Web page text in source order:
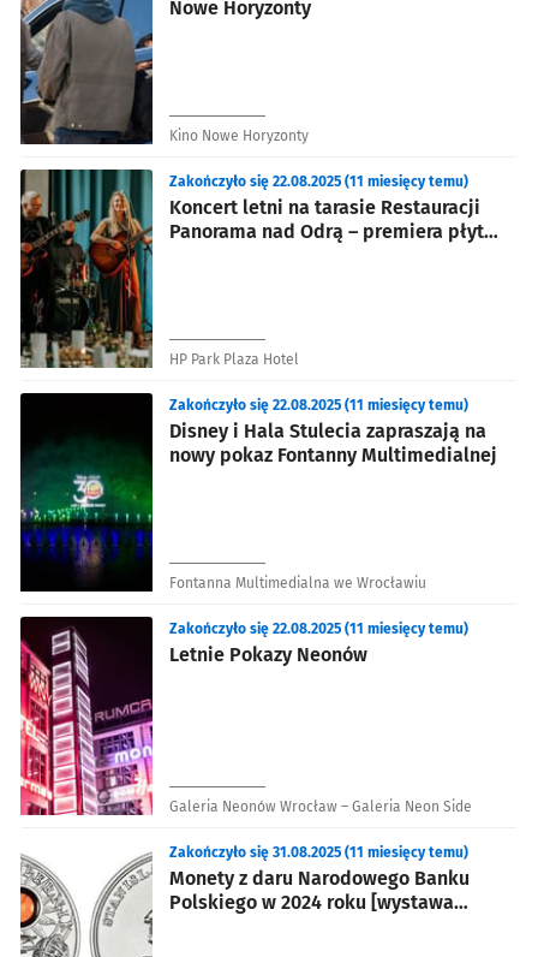
Nowe Horyzonty
Kino Nowe Horyzonty
Koncert letni na tarasie Restauracji
Panorama nad Odrą – premiera płyty
Zakończyło się 22.08.2025 (11 miesięcy temu)
HP Park Plaza Hotel
Disney i Hala Stulecia zapraszają na
nowy pokaz Fontanny Multimedialnej
Zakończyło się 22.08.2025 (11 miesięcy temu)
Fontanna Multimedialna we Wrocławiu
Letnie Pokazy Neonów
Zakończyło się 22.08.2025 (11 miesięcy temu)
Galeria Neonów Wrocław – Galeria Neon Side
Monety z daru Narodowego Banku
Polskiego w 2024 roku [wystawa
Zakończyło się 31.08.2025 (11 miesięcy temu)